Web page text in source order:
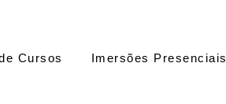
Cursos Imersões Presenciais